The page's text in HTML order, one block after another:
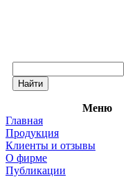
Меню
Главная
Продукция
Клиенты и отзывы
О фирме
Публикации